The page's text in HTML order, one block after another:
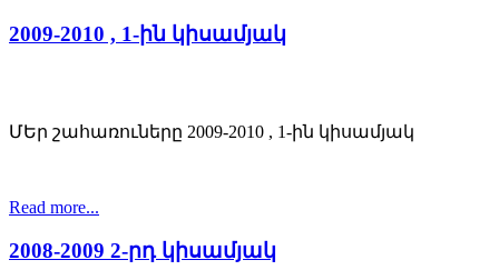
2009-2010 , 1-ին կիսամյակ
ՄԵր շահառուները 2009-2010 , 1-ին կիսամյակ
Read more...
2008-2009 2-րդ կիսամյակ